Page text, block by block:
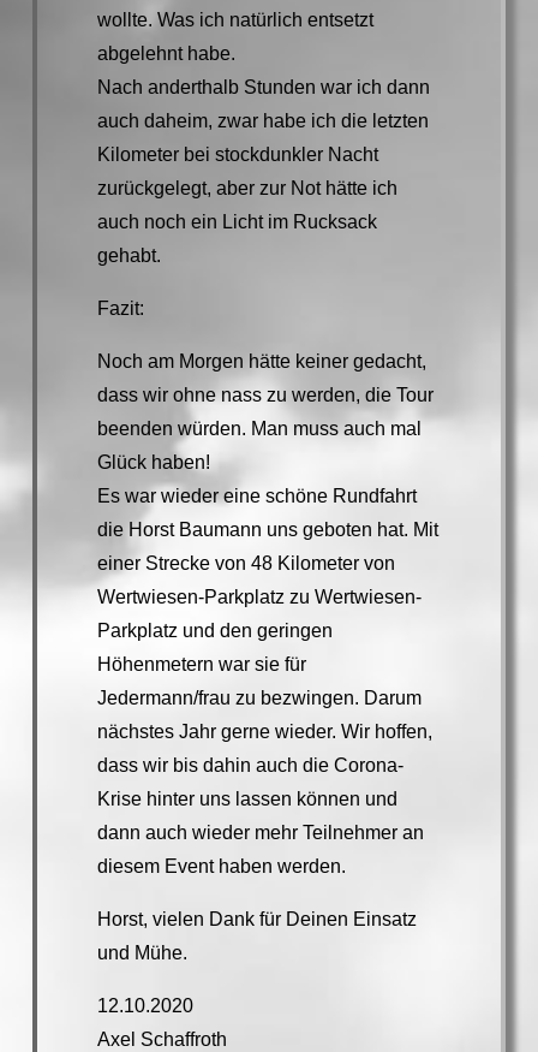
wollte. Was ich natürlich entsetzt
abgelehnt habe.
Nach anderthalb Stunden war ich dann
auch daheim, zwar habe ich die letzten
Kilometer bei stockdunkler Nacht
zurückgelegt, aber zur Not hätte ich
auch noch ein Licht im Rucksack
gehabt.
Fazit:
Noch am Morgen hätte keiner gedacht,
dass wir ohne nass zu werden, die Tour
beenden würden. Man muss auch mal
Glück haben!
Es war wieder eine schöne Rundfahrt
die Horst Baumann uns geboten hat. Mit
einer Strecke von 48 Kilometer von
Wertwiesen-Parkplatz zu Wertwiesen-
Parkplatz und den geringen
Höhenmetern war sie für
Jedermann/frau zu bezwingen. Darum
nächstes Jahr gerne wieder. Wir hoffen,
dass wir bis dahin auch die Corona-
Krise hinter uns lassen können und
dann auch wieder mehr Teilnehmer an
diesem Event haben werden.
Horst, vielen Dank für Deinen Einsatz
und Mühe.
12.10.2020
Axel Schaffroth